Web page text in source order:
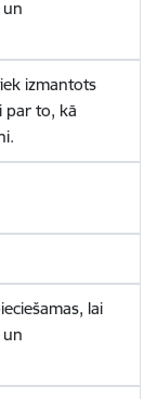
izmantots
par to, kā
lai